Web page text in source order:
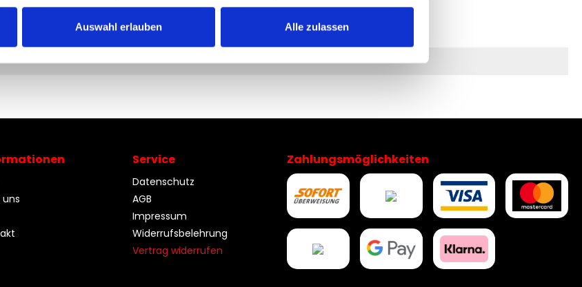
Auswahl erlauben Alle zulassen
uns
Service
Datenschutz
AGB
Impressum
Widerrufsbelehrung
Vertrag widerrufen
Zahlungsmöglichkeiten